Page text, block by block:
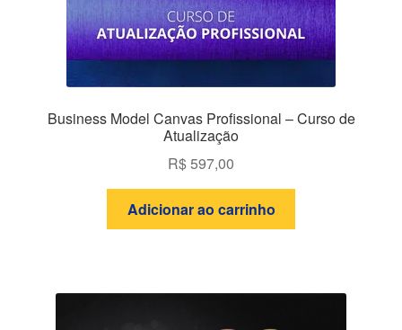
Business Model Canvas Profissional – Curso de
Atualização
R$597,00
Adicionar ao carrinho